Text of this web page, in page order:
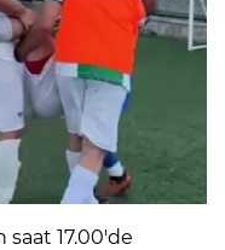
saat 17.00'de